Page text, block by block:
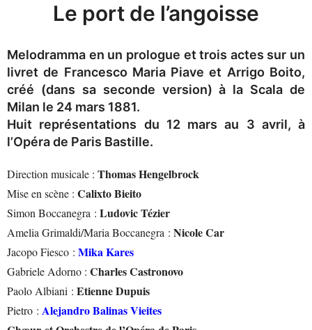
Le port de l’angoisse
Melodramma en un prologue et trois actes sur un
livret de Francesco Maria Piave et Arrigo Boito,
créé (dans sa seconde version) à la Scala de
Milan le 24 mars 1881.
Huit représentations du 12 mars au 3 avril, à
l’Opéra de Paris Bastille.
Direction musicale : Thomas Hengelbrock
Mise en scène : Calixto Bieito
Simon Boccanegra : Ludovic Tézier
Amelia Grimaldi/Maria Boccanegra : Nicole Car
Jacopo Fiesco : Mika Kares
Gabriele Adorno : Charles Castronovo
Paolo Albiani : Etienne Dupuis
Pietro : Alejandro Balinas Vieites